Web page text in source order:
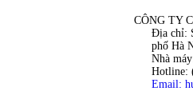
CÔNG TY
Địa chỉ:
phố Hà
Nhà
Hotline:
Email: